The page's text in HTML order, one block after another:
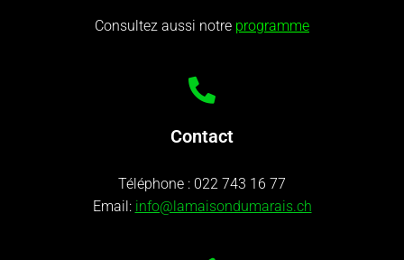
Consultez aussi notre programme
Contact
Téléphone : 022 743 16 77
Email: info@lamaisondumarais.ch